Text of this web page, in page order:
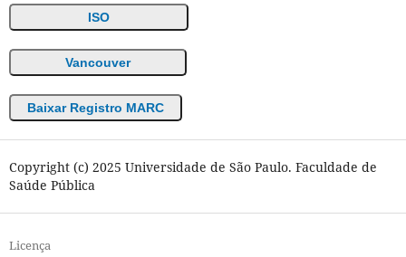
ISO
Vancouver
Baixar Registro MARC
Copyright (c) 2025 Universidade de São Paulo. Faculdade de
Saúde Pública
Licença